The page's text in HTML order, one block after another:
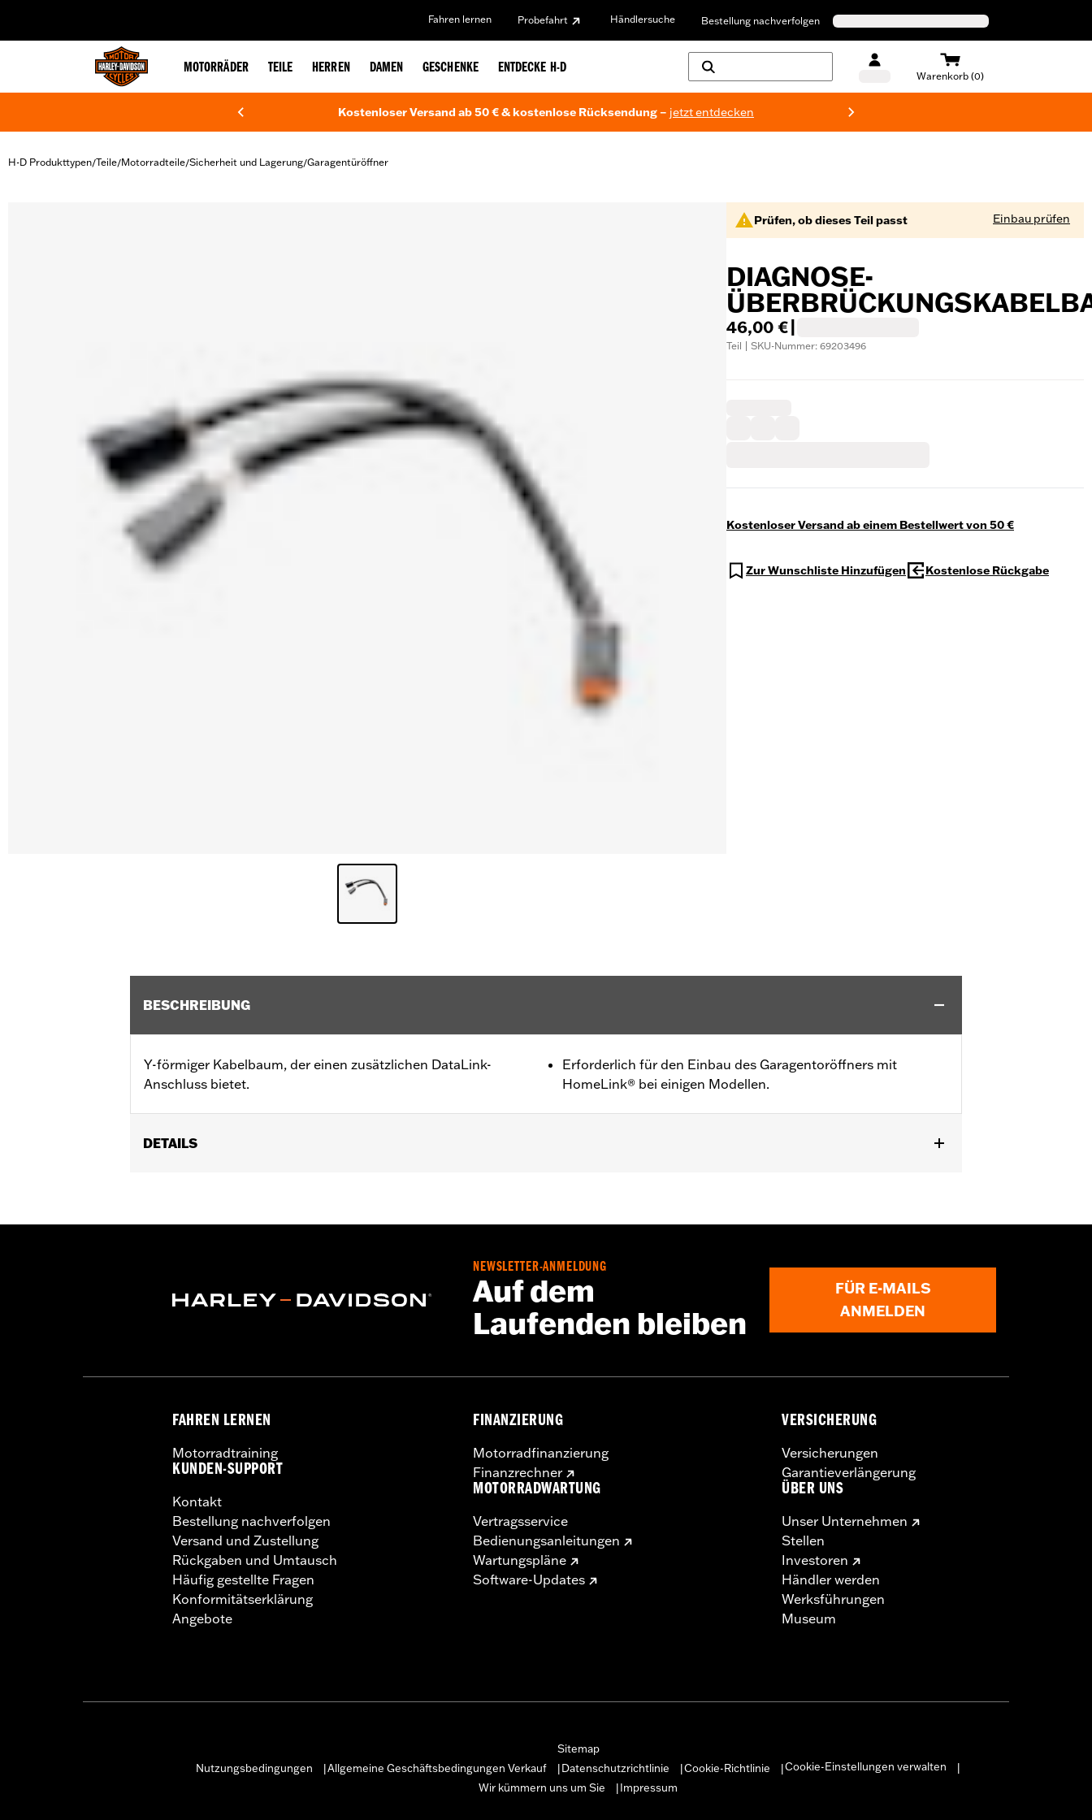
Fahren lernen Probefahrt Händlersuche Bestellung nachverfolgen
MOTORRÄDER TEILE HERREN DAMEN GESCHENKE ENTDECKE H-D
Warenkorb (0)
Kostenloser Versand ab 50 € & kostenlose Rücksendung – jetzt entdecken
H-D Produkttypen/Teile/Motorradteile/Sicherheit und Lagerung/Garagentüröffner
Prüfen, ob dieses Teil passt Einbau prüfen
DIAGNOSE-
46,00 €
Teil | SKU-Nummer: 69203496
Kostenloser Versand ab einem Bestellwert von 50 €
Zur Wunschliste Hinzufügen Kostenlose Rückgabe
BESCHREIBUNG
Y-förmiger Kabelbaum, der einen zusätzlichen DataLink-
Anschluss bietet.
Erforderlich für den Einbau des Garagentoröffners mit
HomeLink® bei einigen Modellen.
DETAILS
NEWSLETTER-ANMELDUNG
Auf dem
Laufenden bleiben
FÜR E-MAILS
ANMELDEN
FAHREN LERNEN
Motorradtraining
KUNDEN-SUPPORT
Kontakt
Bestellung nachverfolgen
Versand und Zustellung
Rückgaben und Umtausch
Häufig gestellte Fragen
Konformitätserklärung
Angebote
FINANZIERUNG
Motorradfinanzierung
Finanzrechner
MOTORRADWARTUNG
Vertragsservice
Bedienungsanleitungen
Wartungspläne
Software-Updates
VERSICHERUNG
Versicherungen
Garantieverlängerung
ÜBER UNS
Unser Unternehmen
Stellen
Investoren
Händler werden
Werksführungen
Museum
Sitemap
Nutzungsbedingungen
Allgemeine Geschäftsbedingungen Verkauf Datenschutzrichtlinie Cookie-Richtlinie Cookie-Einstellungen verwalten
Wir kümmern uns um Sie
Impressum